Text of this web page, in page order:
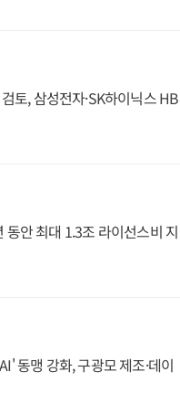
토, 삼성전자·SK하이닉스 HB
안 최대 1.3조 라이선스비 지
동맹 강화, 구광모 제조·데이